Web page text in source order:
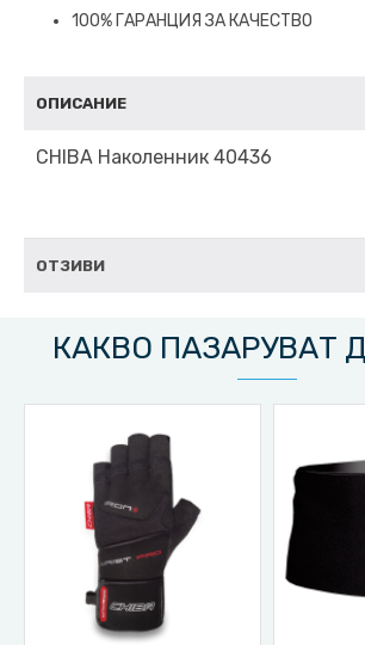
100% ГАРАНЦИЯ ЗА КАЧЕСТВО
ОПИСАНИЕ
CHIBA Наколенник 40436
ОТЗИВИ
КАКВО ПАЗАРУВАТ